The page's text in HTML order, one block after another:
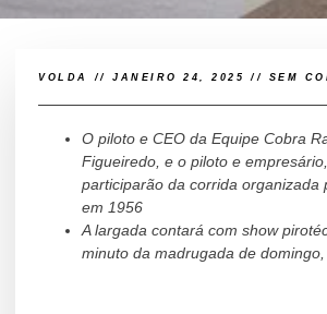
VOLDA // JANEIRO 24, 2025 // SEM
O piloto e CEO da Equipe Cobra
Figueiredo, e o piloto e
participarão da corrida organizada
em 1956
A largada contará com show
minuto da madrugada de